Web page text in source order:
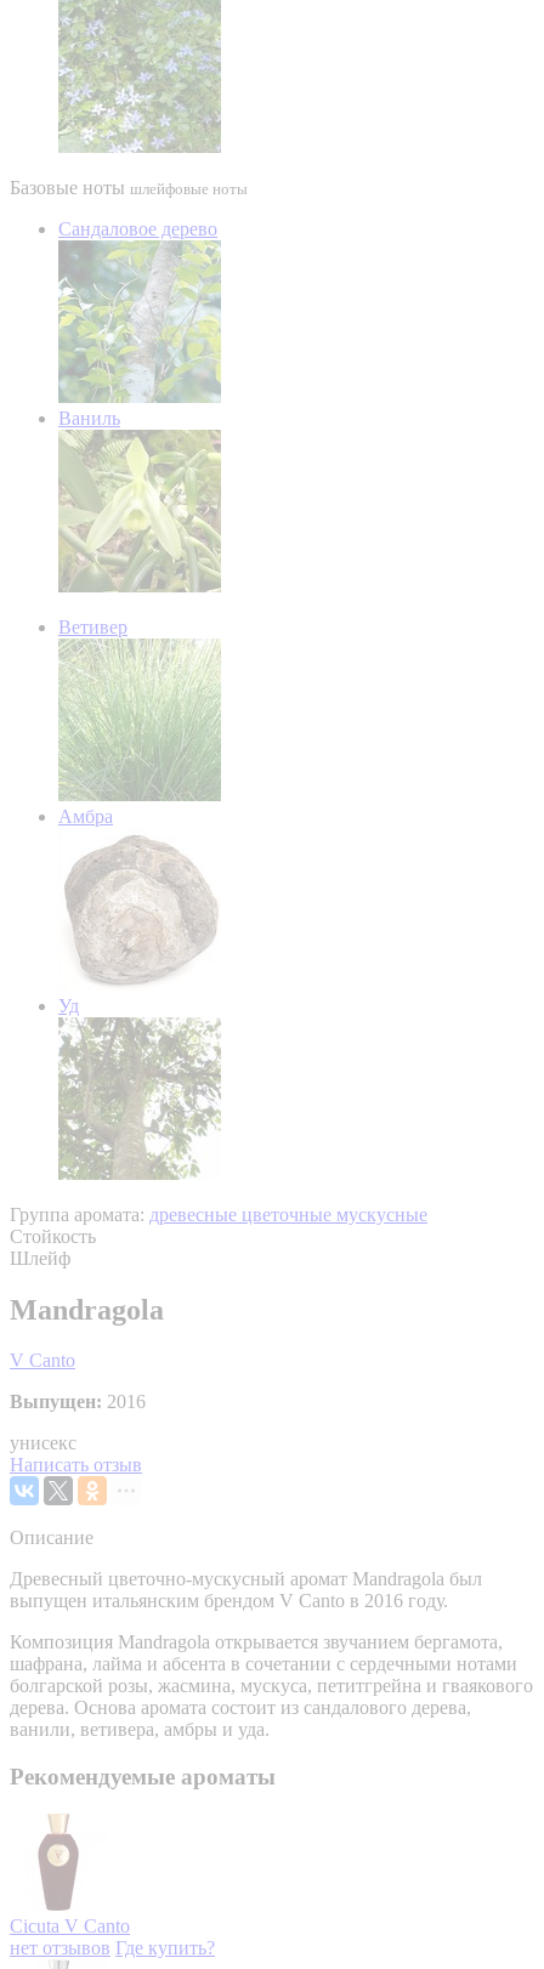
Базовые ноты шлейфовые ноты
Сандаловое дерево
Ваниль
Ветивер
Амбра
Уд
Группа аромата: древесные цветочные мускусные
Стойкость
Шлейф
Mandragola
V Canto
Выпущен: 2016
унисекс
Написать отзыв
Описание
Древесный цветочно-мускусный аромат Mandragola был
выпущен итальянским брендом V Canto в 2016 году.
Композиция Mandragola открывается звучанием бергамота,
шафрана, лайма и абсента в сочетании с сердечными нотами
болгарской розы, жасмина, мускуса, петитгрейна и гваякового
дерева. Основа аромата состоит из сандалового дерева,
ванили, ветивера, амбры и уда.
Рекомендуемые ароматы
Cicuta V Canto
нет отзывов Где купить?